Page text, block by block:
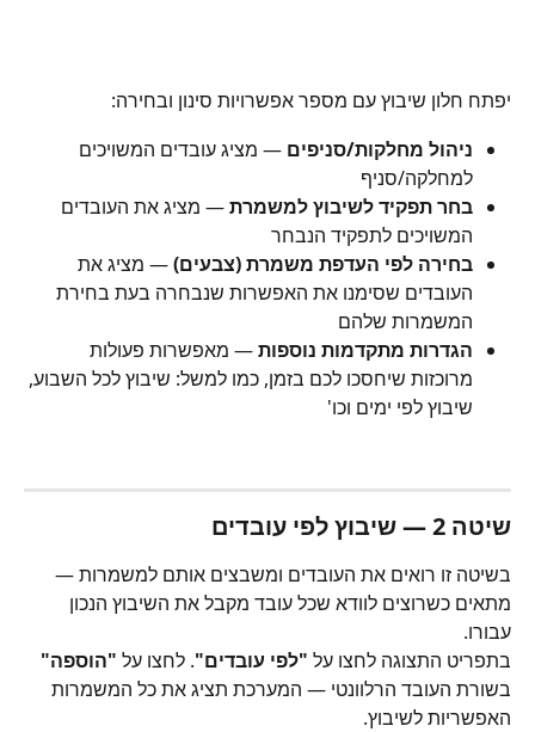
יפתח חלון שיבוץ עם מספר אפשרויות סינון ובחירה:
ניהול מחלקות/סניפים — מציג עובדים המשויכים
למחלקה/סניף
בחר תפקיד לשיבוץ למשמרת — מציג את העובדים
המשויכים לתפקיד הנבחר
בחירה לפי העדפת משמרת(צבעים) — מציג את
העובדים שסימנו את האפשרות שנבחרה בעת בחירת
המשמרות שלהם
הגדרות מתקדמות נוספות — מאפשרות פעולות
מרוכזות שיחסכו לכם בזמן, כמו למשל: שיבוץ לכל השבוע,
שיבוץ לפי ימים וכו'
שיטה 2 — שיבוץ לפי עובדים
בשיטה זו רואים את העובדים ומשבצים אותם למשמרות —
מתאים כשרוצים לוודא שכל עובד מקבל את השיבוץ הנכון
עבורו.
בתפריט התצוגה לחצו על "לפי עובדים". לחצו על "הוספה"
בשורת העובד הרלוונטי — המערכת תציג את כל המשמרות
האפשריות לשיבוץ.